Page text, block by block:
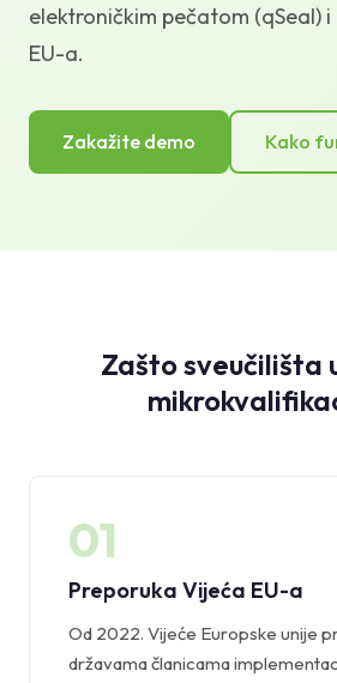
elektroničkim pečatom (qSeal)
EU-a.
Zakažite demo Kako
Zašto sveučilišta
01
Preporuka Vijeća EU-a
Od 2022. Vijeće Europske unije
državama članicama